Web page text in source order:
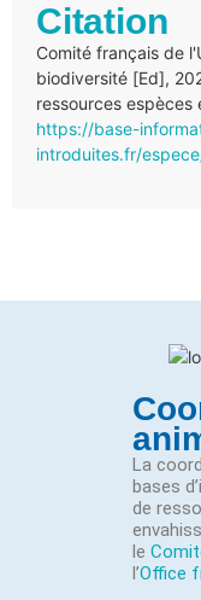
Citation
Comité français de
biodiversité [Ed],
ressources espèces
https://base-
introduites.fr/
La
bases
de
le
l’Office